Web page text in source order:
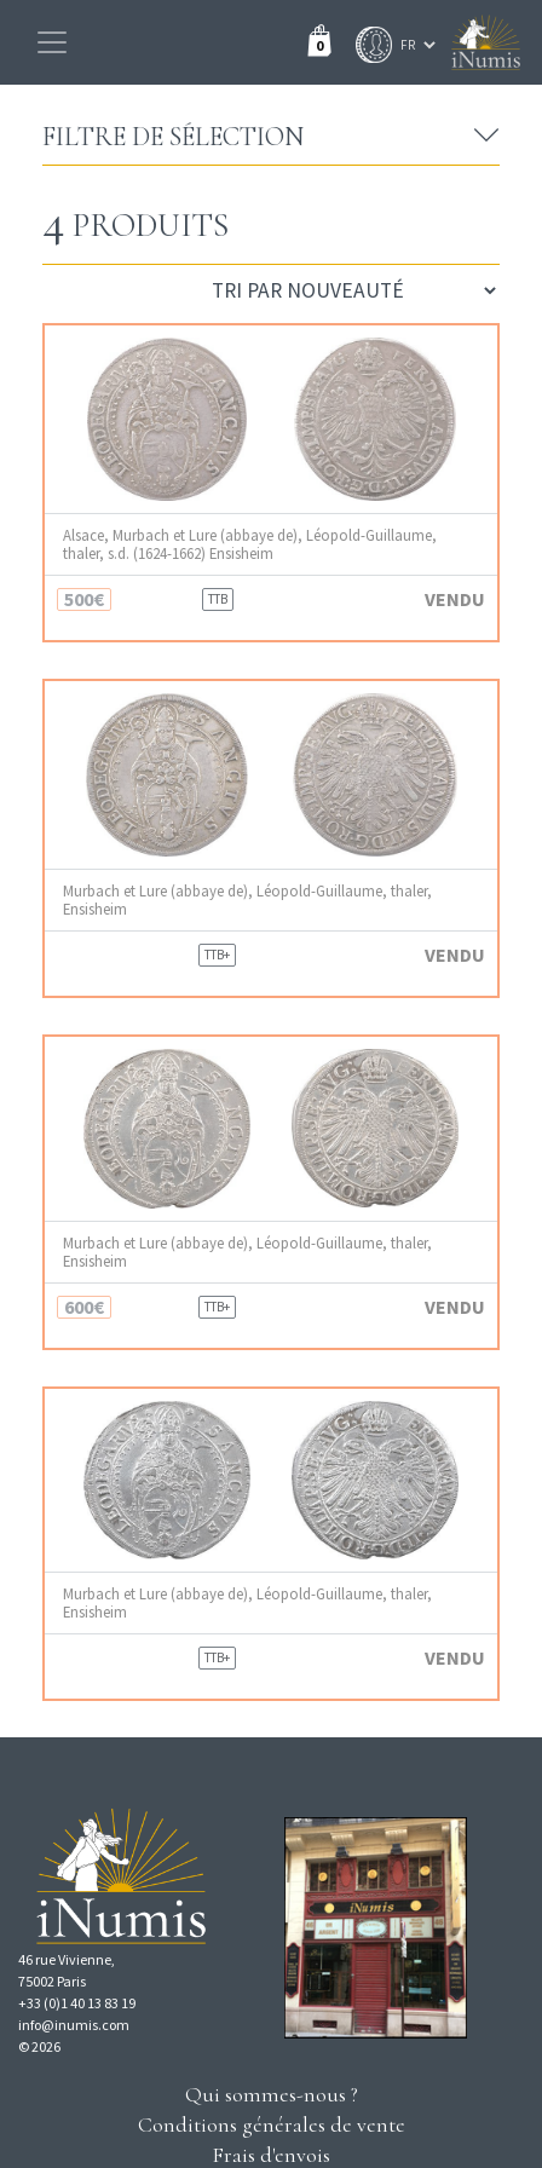
0
FILTRE DE SÉLECTION
4 PRODUITS
Alsace, Murbach et Lure (abbaye de), Léopold-Guillaume,
thaler, s.d. (1624-1662) Ensisheim
500€ TTB VENDU
Murbach et Lure (abbaye de), Léopold-Guillaume, thaler,
Ensisheim
TTB+ VENDU
Murbach et Lure (abbaye de), Léopold-Guillaume, thaler,
Ensisheim
600€ TTB+ VENDU
Murbach et Lure (abbaye de), Léopold-Guillaume, thaler,
Ensisheim
TTB+ VENDU
46 rue Vivienne,
75002 Paris
+33 (0)1 40 13 83 19
info@inumis.com
© 2026
Qui sommes-nous ?
Conditions générales de vente
Frais d'envois